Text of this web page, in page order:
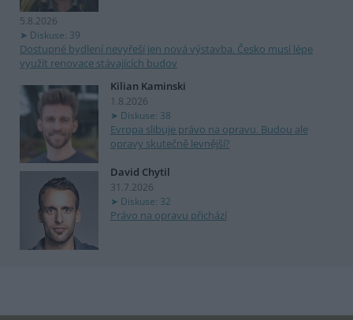
5.8.2026
Diskuse: 39
Dostupné bydlení nevyřeší jen nová výstavba. Česko musí lépe
využít renovace stávajících budov
Kilian Kaminski
1.8.2026
Diskuse: 38
Evropa slibuje právo na opravu. Budou ale
opravy skutečně levnější?
David Chytil
31.7.2026
Diskuse: 32
Právo na opravu přichází